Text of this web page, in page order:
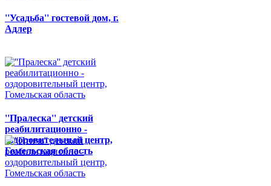
''Усадьба'' гостевой дом, г.
Адлер
''Пралеска'' детский
реабилитационно -
оздоровительный центр,
Гомельская область